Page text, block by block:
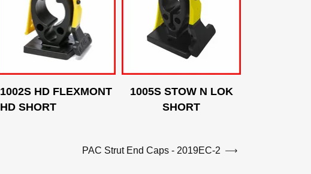
1002S HD FLEXMONT
HD SHORT
1005S STOW N LOK
SHORT
PAC Strut End Caps - 2019EC-2